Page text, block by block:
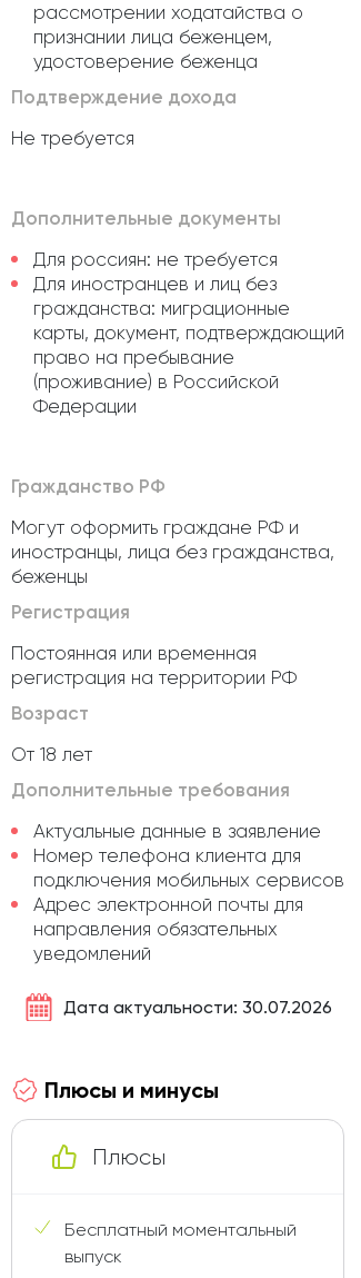
рассмотрении ходатайства о
признании лица беженцем,
удостоверение беженца
Подтверждение дохода
Не требуется
Дополнительные документы
Для россиян: не требуется
Для иностранцев и лиц без
гражданства: миграционные
карты, документ, подтверждающий
право на пребывание
(проживание) в Российской
Федерации
Гражданство РФ
Могут оформить граждане РФ и
иностранцы, лица без гражданства,
беженцы
Регистрация
Постоянная или временная
регистрация на территории РФ
Возраст
От 18 лет
Дополнительные требования
Актуальные данные в заявление
Номер телефона клиента для
подключения мобильных сервисов
Адрес электронной почты для
направления обязательных
уведомлений
Дата актуальности: 30.07.2026
Плюсы и минусы
Плюсы
Бесплатный моментальный
выпуск